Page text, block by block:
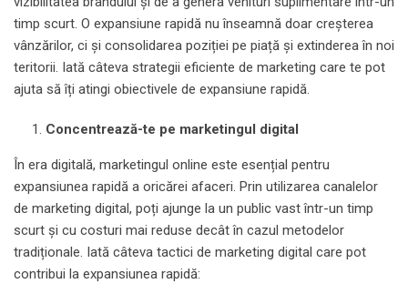
timp scurt. O expansiune rapidă nu înseamnă doar creșterea
vânzărilor, ci și consolidarea poziției pe piață și extinderea în noi
teritorii. Iată câteva strategii eficiente de marketing care te pot
ajuta să îți atingi obiectivele de expansiune rapidă.
Concentrează-te pe marketingul digital
În era digitală, marketingul online este esențial pentru
expansiunea rapidă a oricărei afaceri. Prin utilizarea canalelor
de marketing digital, poți ajunge la un public vast într-un timp
scurt și cu costuri mai reduse decât în cazul metodelor
tradiționale. Iată câteva tactici de marketing digital care pot
contribui la expansiunea rapidă: